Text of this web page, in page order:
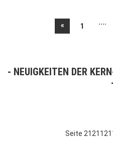
« 1 ....
NEUIGKEITEN DER
Seite